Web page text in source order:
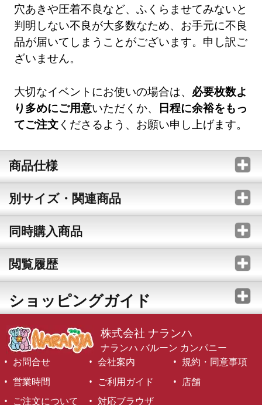
穴あきや圧着不良など、ふくらませてみないと
判明しない不良が大多数なため、お手元に不良
品が届いてしまうことがございます。申し訳ご
ざいません。
大切なイベントにお使いの場合は、 必要枚数よ
り多めにご用意いただくか、
日程に余裕をもっ
てご注文 くださるよう、お願い申し上げます。
商品仕様
別サイズ・関連商品
同時購入商品
閲覧履歴
ショッピングガイド
株式会社 ナランハ
ナランハ バルーン カンパニー
お問合せ
会社案内
規約・同意事項
営業時間
ご利用ガイド
店舗
ご注文について
対応ブラウザ